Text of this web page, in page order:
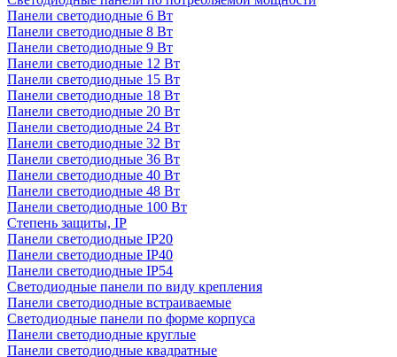
Панели светодиодные 6 Вт
Панели светодиодные 8 Вт
Панели светодиодные 9 Вт
Панели светодиодные 12 Вт
Панели светодиодные 15 Вт
Панели светодиодные 18 Вт
Панели светодиодные 20 Вт
Панели светодиодные 24 Вт
Панели светодиодные 32 Вт
Панели светодиодные 36 Вт
Панели светодиодные 40 Вт
Панели светодиодные 48 Вт
Панели светодиодные 100 Вт
Степень защиты, IP
Панели светодиодные IP20
Панели светодиодные IP40
Панели светодиодные IP54
Светодиодные панели по виду крепления
Панели светодиодные встраиваемые
Светодиодные панели по форме корпуса
Панели светодиодные круглые
Панели светодиодные квадратные